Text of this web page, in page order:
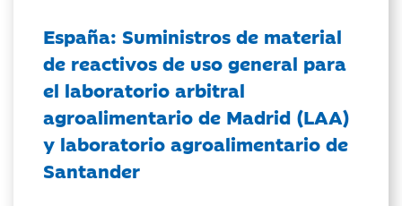
España: Suministros de material
de reactivos de uso general para
el laboratorio arbitral
agroalimentario de Madrid (LAA)
y laboratorio agroalimentario de
Santander